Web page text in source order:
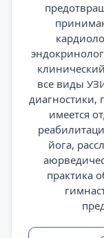
все виды
диагностики,
имеется
йога,
практика